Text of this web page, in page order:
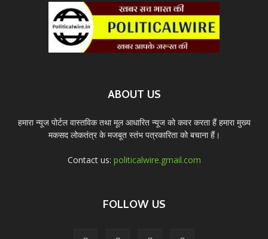
ABOUT US
हमारा न्यूज पोर्टल वास्तविक तथा मूल आधारित न्यूज को कवर करता हैं हमारा मुख्य
मकसद लोकतंत्र के मजबूत स्तंभ पत्रकारिता को बचाना हैं।
Contact us: politicalwire.gmail.com
FOLLOW US